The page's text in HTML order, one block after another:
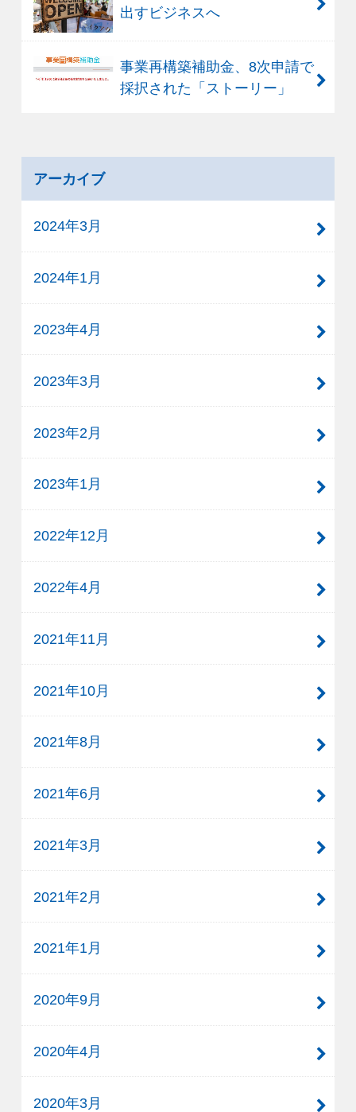
出すビジネスへ
事業再構築補助金、8次申請で
採択された「ストーリー」
アーカイブ
2024年3月
2024年1月
2023年4月
2023年3月
2023年2月
2023年1月
2022年12月
2022年4月
2021年11月
2021年10月
2021年8月
2021年6月
2021年3月
2021年2月
2021年1月
2020年9月
2020年4月
2020年3月